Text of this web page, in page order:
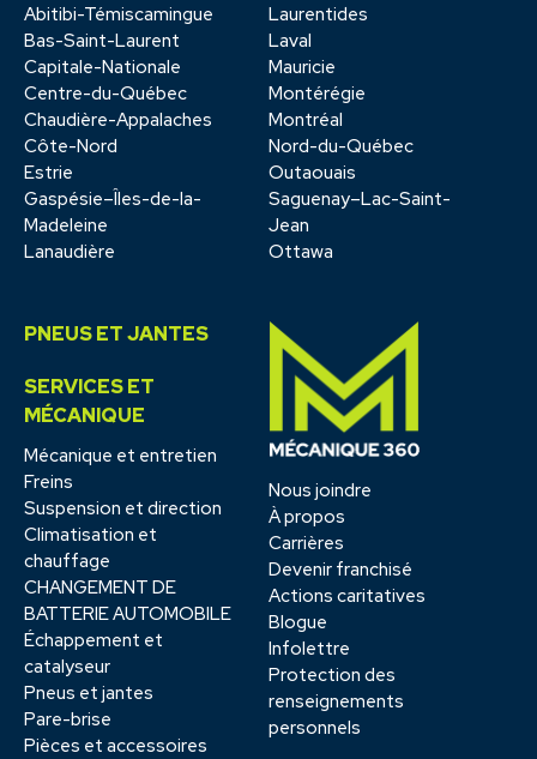
Abitibi-Témiscamingue
Bas-Saint-Laurent
Capitale-Nationale
Centre-du-Québec
Chaudière-Appalaches
Côte-Nord
Estrie
Gaspésie–Îles-de-la-
Madeleine
Lanaudière
Laurentides
Laval
Mauricie
Montérégie
Montréal
Nord-du-Québec
Outaouais
Saguenay–Lac-Saint-
Jean
Ottawa
PNEUS ET JANTES
SERVICES ET
MÉCANIQUE
Mécanique et entretien
Freins
Suspension et direction
Climatisation et
chauffage
CHANGEMENT DE
BATTERIE AUTOMOBILE
Échappement et
catalyseur
Pneus et jantes
Pare-brise
Pièces et accessoires
Nous joindre
À propos
Carrières
Devenir franchisé
Actions caritatives
Blogue
Infolettre
Protection des
renseignements
personnels